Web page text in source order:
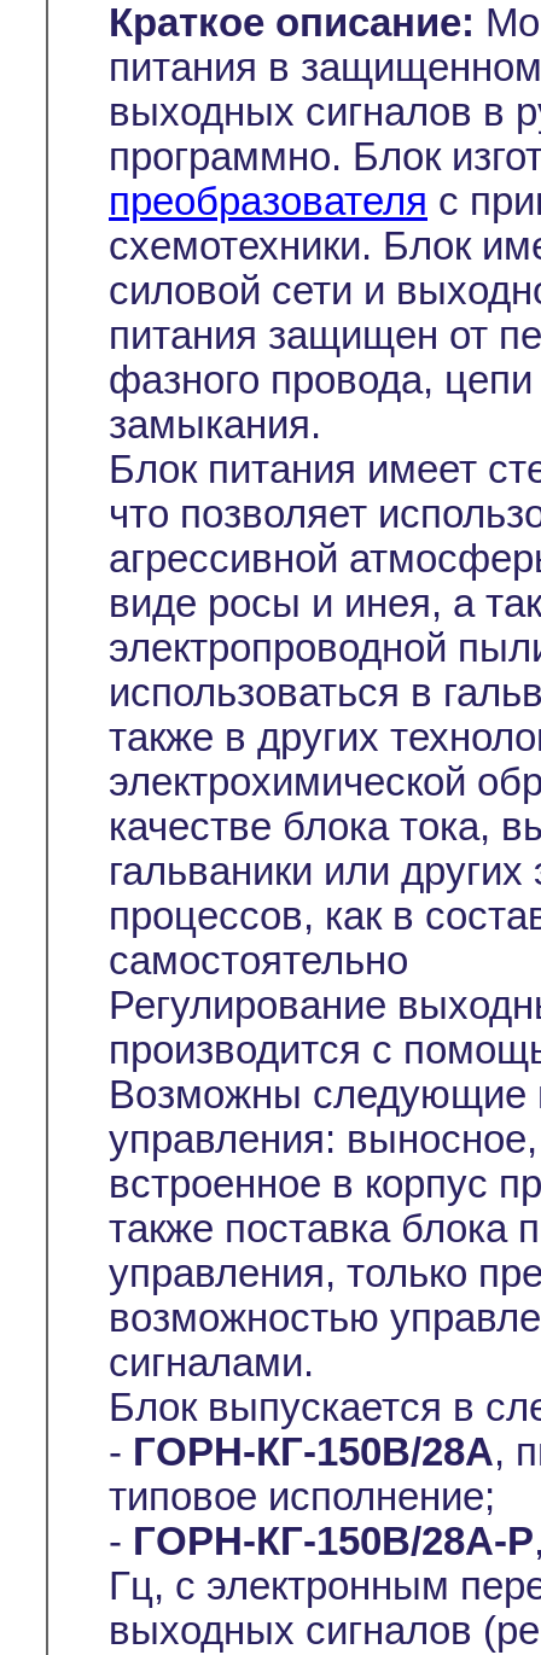
Краткое описание:
питания в
выходных сигналов в
программно. Блок
преобразователя с
схемотехники. Блок
силовой сети и
питания защищен от
фазного провода, цепи
замыкания.
Блок питания имеет
что позволяет
агрессивной
виде росы и инея, а
электропроводной
использоваться в
также в других
электрохимической
качестве блока тока,
гальваники или
процессов, как в
самостоятельно
Регулирование
производится с
Возможны следующие
управления:
встроенное в корпус
также поставка блока
управления, только
возможностью
сигналами.
Блок выпускается в
- ГОРН-КГ-150В/28А,
типовое исполнение;
- ГОРН-КГ-150В/28А-Р
Гц, с электронным
выходных сигналов